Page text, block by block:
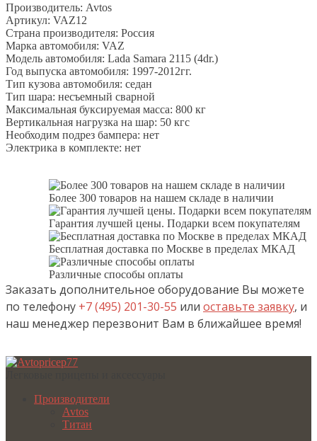
Производитель: Avtos
Артикул: VAZ12
Страна производителя: Россия
Марка автомобиля: VAZ
Модель автомобиля: Lada Samara 2115 (4dr.)
Год выпуска автомобиля: 1997-2012гг.
Тип кузова автомобиля: седан
Тип шара: несъемный сварной
Максимальная буксируемая масса: 800 кг
Вертикальная нагрузка на шар: 50 кгс
Необходим подрез бампера: нет
Электрика в комплекте: нет
Более 300 товаров на нашем складе в наличии
Гарантия лучшей цены. Подарки всем покупателям
Бесплатная доставка по Москве в пределах МКАД
Различные способы оплаты
Заказать дополнительное оборудование Вы можете
по телефону +7 (495) 201-30-55 или оставьте заявку, и
наш менеджер перезвонит Вам в ближайшее время!
Производители
Avtos
Титан